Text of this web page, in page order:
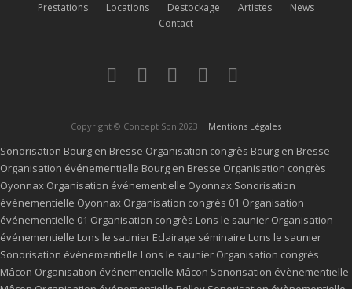
Prestations Locations Destockage Artistes
News
Contact
Copyright © Concept Son 2023 | Mentions Légales
Sonorisation Bourg en Bresse Organisation congrès Bourg en Bresse
Organisation événementielle Bourg en Bresse Organisation congrès
Oyonnax Organisation événementielle Oyonnax Sonorisation
évènementielle Oyonnax Organisation congrès 01 Organisation
événementielle 01 Organisation congrès Lons le saunier Organisation
événementielle Lons le saunier Eclairage séminaire Lons le saunier
Sonorisation évènementielle Lons le saunier Organisation congrès
Mâcon Organisation événementielle Mâcon Sonorisation évènementielle